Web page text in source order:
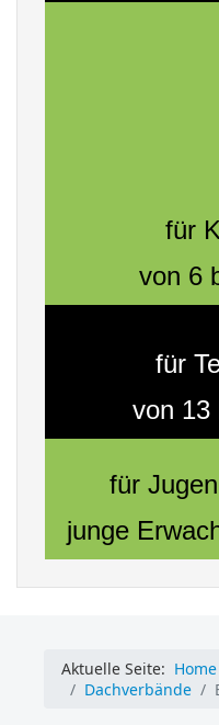
für
von 6
für
von 13
für
junge
Aktuelle Seite: Home
Dachverbände